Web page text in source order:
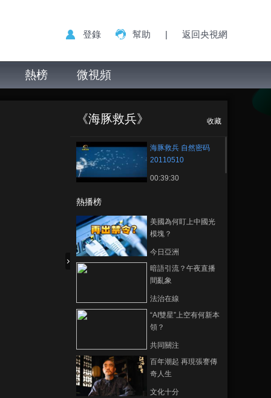
登錄 幫助 | 返回央視網
熱榜 微視頻
《海豚救兵》 收藏
海豚救兵 自然密码
20110510
00:39:30
熱播榜
美國為何盯上中國光
模塊？
今日亞洲
暗語引流？午夜直播
間亂象
法治在線
“AI雙星”上空有何新本
領？
共同關注
百年潮起 再現張謇傳
奇人生
文化十分